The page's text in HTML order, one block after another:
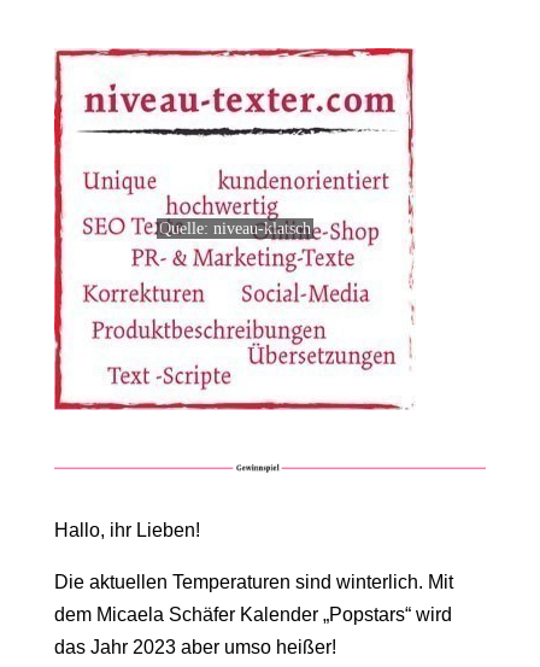
Quelle: niveau-klatsch
Hallo, ihr Lieben!
Die aktuellen Temperaturen sind winterlich. Mit
dem Micaela Schäfer Kalender „Popstars“ wird
das Jahr 2023 aber umso heißer!